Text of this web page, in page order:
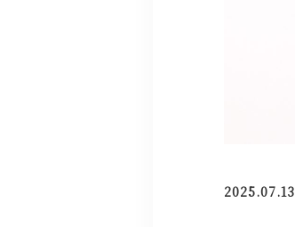
2025.07.13